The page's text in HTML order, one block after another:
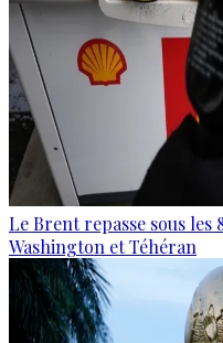
Le Brent repasse sous
Washington et Téhéran